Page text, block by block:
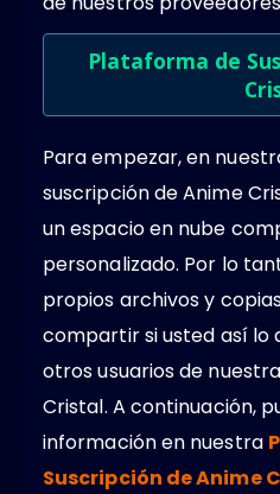
Plataforma de
Para empezar, en
suscripción de Anime
un espacio en nube
personalizado. Por lo
propios archivos y
compartir si usted así lo
otros usuarios de
Cristal. A continuación,
información en nuestra
Suscripción de Anime